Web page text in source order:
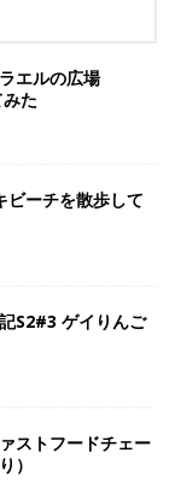
エルの広場
た
ーチを散歩して
S2#3 ゲイりんご
ストフードチェー
）